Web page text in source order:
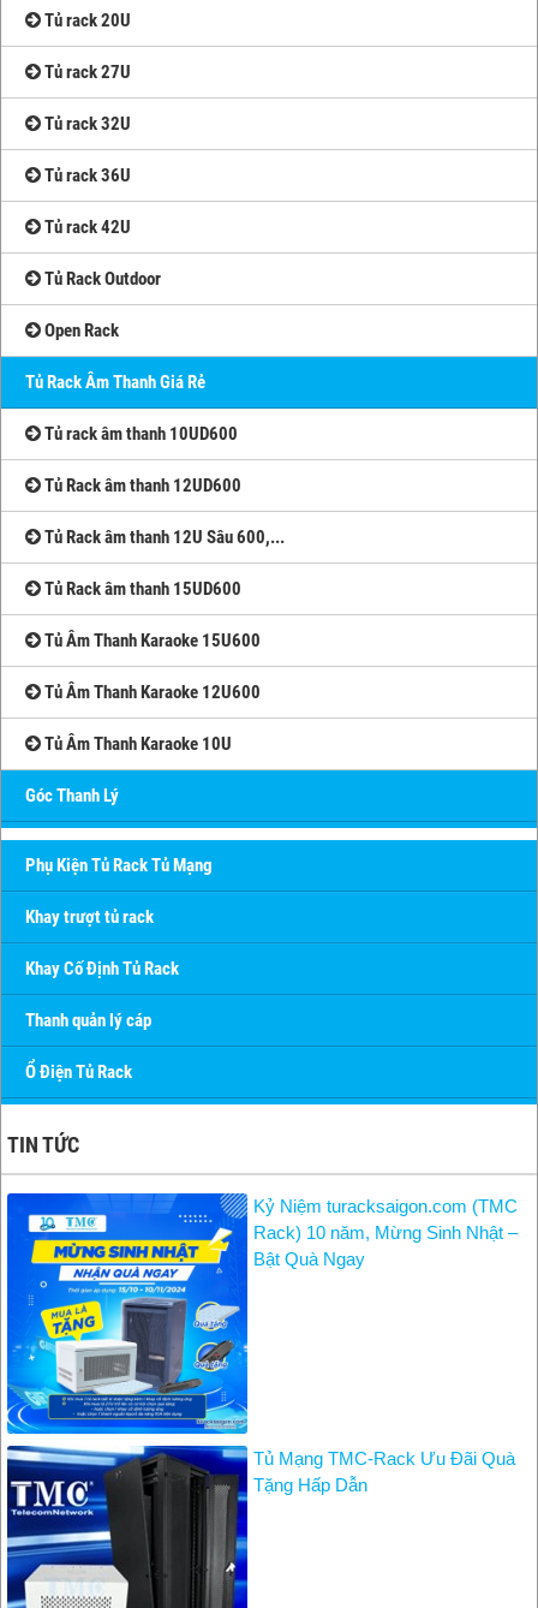
Tủ rack 20U
Tủ rack 27U
Tủ rack 32U
Tủ rack 36U
Tủ rack 42U
Tủ Rack Outdoor
Open Rack
Tủ Rack Âm Thanh Giá Rẻ
Tủ rack âm thanh 10UD600
Tủ Rack âm thanh 12UD600
Tủ Rack âm thanh 12U Sâu 600,...
Tủ Rack âm thanh 15UD600
Tủ Âm Thanh Karaoke 15U600
Tủ Âm Thanh Karaoke 12U600
Tủ Âm Thanh Karaoke 10U
Góc Thanh Lý
Phụ Kiện Tủ Rack Tủ Mạng
Khay trượt tủ rack
Khay Cố Định Tủ Rack
Thanh quản lý cáp
Ổ Điện Tủ Rack
TIN TỨC
Kỷ Niệm turacksaigon.com (TMC
Rack) 10 năm, Mừng Sinh Nhật –
Bật Quà Ngay
Tủ Mạng TMC-Rack Ưu Đãi Quà
Tặng Hấp Dẫn